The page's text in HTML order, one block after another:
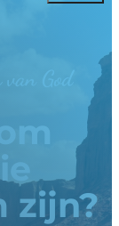
God
zijn?